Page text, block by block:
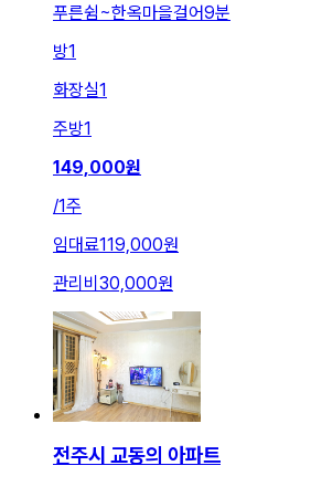
푸른쉼~한옥마을걸어9분
방1
화장실1
주방1
149,000원
/1주
임대료119,000원
관리비 30,000원
전주시 교동의 아파트